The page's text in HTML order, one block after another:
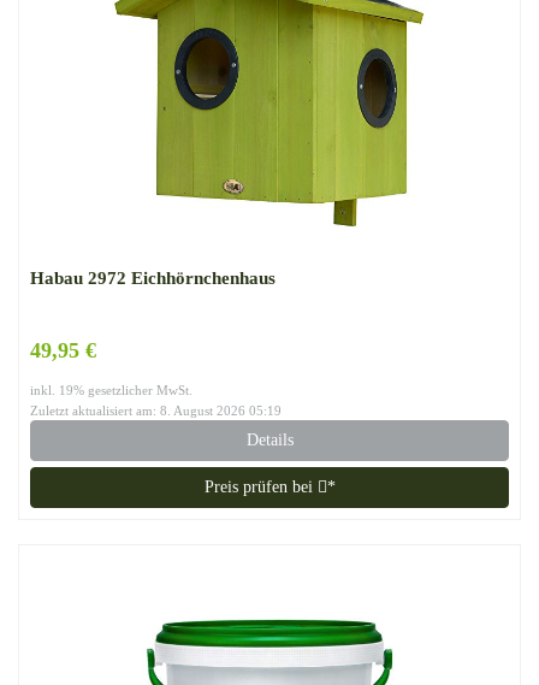
Habau 2972 Eichhörnchenhaus
49,95 €
inkl. 19% gesetzlicher MwSt.
Zuletzt aktualisiert am: 8. August 2026 05:19
Details
Preis prüfen bei *